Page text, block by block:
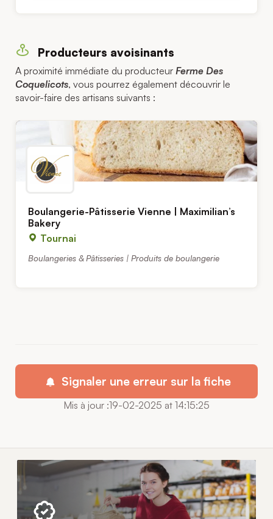
Producteurs avoisinants
A proximité immédiate du producteur Ferme Des
Coquelicots, vous pourrez également découvrir le
savoir-faire des artisans suivants :
Boulangerie-Pâtisserie Vienne | Maximilian’s
Bakery
Tournai
Boulangeries & Pâtisseries | Produits de boulangerie
Signaler une erreur sur la fiche
Mis à jour :19-02-2025 at 14:15:25